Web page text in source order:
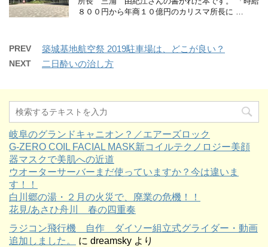
８００円から年商１０億円のカリスマ所長に …
PREV 築城基地航空祭 2019駐車場は、どこが良い？
NEXT 二日酔いの治し方
岐阜のグランドキャニオン？／エアーズロック
G-ZERO COIL FACIAL MASK新コイルテクノロジー美顔
器マスクで美肌への近道
ウオーターサーバーまだ使っていますか？今は違いま
す！！
白川郷の湯・２月の火災で、廃業の危機！！
花見/あさひ舟川 春の四重奏
ラジコン飛行機 自作 ダイソー組立式グライダー・動画
追加しました。
に dreamsky より